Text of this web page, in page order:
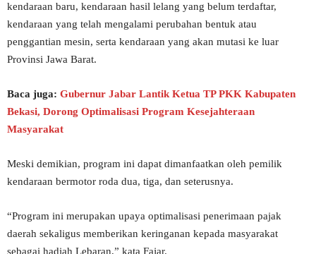
kendaraan baru, kendaraan hasil lelang yang belum terdaftar,
kendaraan yang telah mengalami perubahan bentuk atau
penggantian mesin, serta kendaraan yang akan mutasi ke luar
Provinsi Jawa Barat.
Baca juga: Gubernur Jabar Lantik Ketua TP PKK Kabupaten
Bekasi, Dorong Optimalisasi Program Kesejahteraan
Masyarakat
Meski demikian, program ini dapat dimanfaatkan oleh pemilik
kendaraan bermotor roda dua, tiga, dan seterusnya.
“Program ini merupakan upaya optimalisasi penerimaan pajak
daerah sekaligus memberikan keringanan kepada masyarakat
sebagai hadiah Lebaran,” kata Fajar.